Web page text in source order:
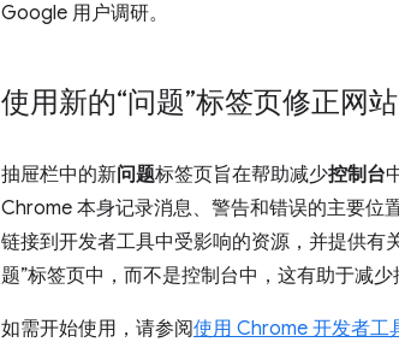
Google 用户调研。
使用新的“问题”标签页修正网
抽屉栏中的新问题标签页旨在帮助减少控制台
Chrome 本身记录消息、警告和错误的主要位
链接到开发者工具中受影响的资源，并提供有
题”标签页中，而不是控制台中，这有助于减少
如需开始使用，请参阅使用 Chrome 开发者工